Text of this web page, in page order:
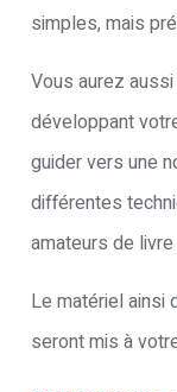
simples, mais
Vous aurez
développant
guider vers une
différentes
amateurs de
Le matériel ainsi
seront mis à